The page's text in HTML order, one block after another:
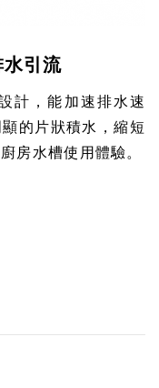
引流
計，能加速排水速
的片狀積水，縮短
房水槽使用體驗。